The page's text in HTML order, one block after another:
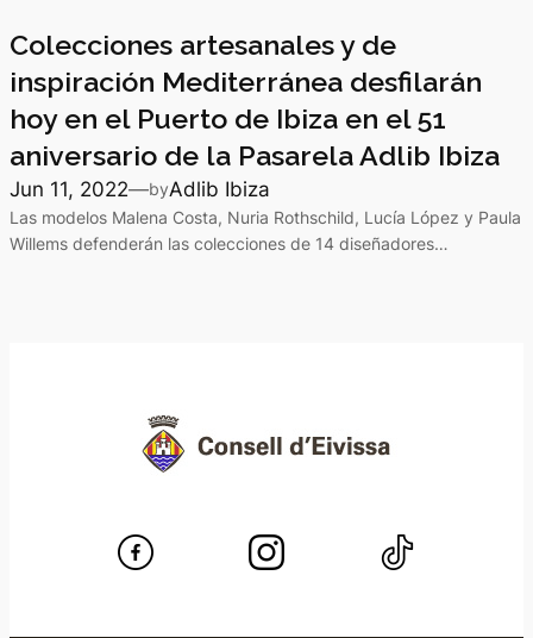
Colecciones artesanales y de
inspiración Mediterránea desfilarán
hoy en el Puerto de Ibiza en el 51
aniversario de la Pasarela Adlib Ibiza
Jun 11, 2022—byAdlib Ibiza
Las modelos Malena Costa, Nuria Rothschild, Lucía López y Paula
Willems defenderán las colecciones de 14 diseñadores…